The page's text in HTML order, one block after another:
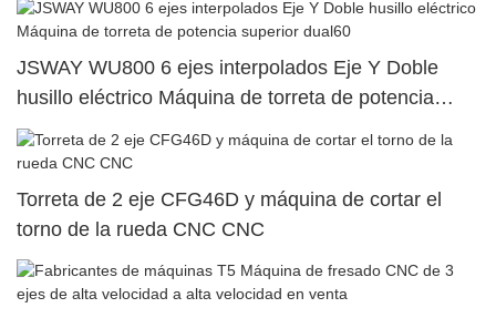
JSWAY WU800 6 ejes interpolados Eje Y Doble
husillo eléctrico Máquina de torreta de potencia
superior dual60
Torreta de 2 eje CFG46D y máquina de cortar el
torno de la rueda CNC CNC